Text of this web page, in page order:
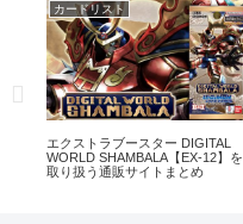
カードリスト
エクストラブースター DIGITAL
WORLD SHAMBALA【EX-12】を
取り扱う通販サイトまとめ